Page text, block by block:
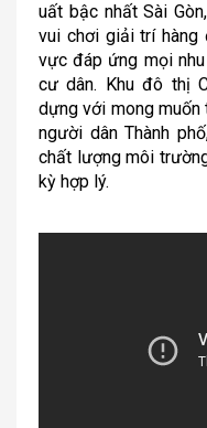
uất bậc nhất Sài
vui chơi giải trí hàng
vực đáp ứng mọi
cư dân. Khu đô thị
dựng với mong muốn
người dân Thành
chất lượng môi
kỳ hợp lý.